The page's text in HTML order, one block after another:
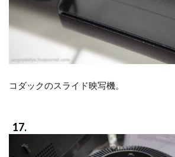
コダックのスライド映写機。
17.